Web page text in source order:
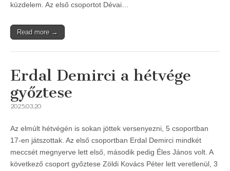
küzdelem. Az első csoportot Dévai…
Read more →
Erdal Demirci a hétvége
győztese
2025.03.20
Az elmúlt hétvégén is sokan jöttek versenyezni, 5 csoportban
17-en játszottak. Az első csoportban Erdal Demirci mindkét
meccsét megnyerve lett első, második pedig Éles János volt. A
következő csoport győztese Zöldi Kovács Péter lett veretlenül, 3